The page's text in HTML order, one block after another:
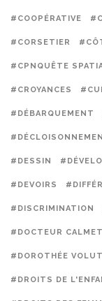
#COOPÉRATIVE
#CORSETIER
#CPNQUÊTE
#CROYANCES
#DÉBARQUEMENT
#DESSIN
#DEVOIRS
#DISCRIMINATION
#DOCTEUR
#DOROTHÉE VOLUT
#DROITS DE